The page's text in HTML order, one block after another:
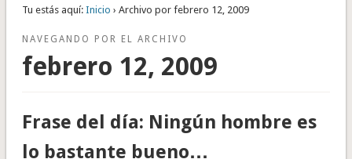
Tu estás aquí: Inicio › Archivo por febrero 12, 2009
NAVEGANDO POR EL ARCHIVO
febrero 12, 2009
Frase del día: Ningún hombre es
lo bastante bueno…